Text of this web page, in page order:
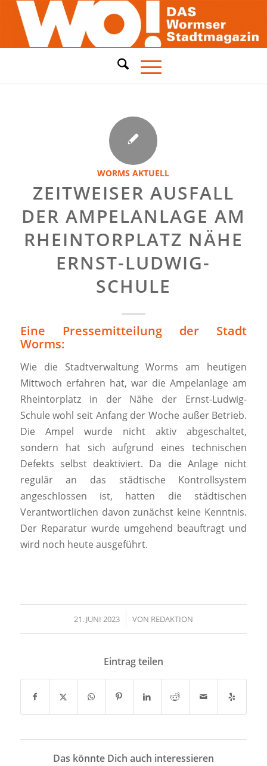
WORMS AKTUELL
ZEITWEISER AUSFALL
DER AMPELANLAGE AM
RHEINTORPLATZ NÄHE
ERNST-LUDWIG-
SCHULE
Eine Pressemitteilung der Stadt
Worms:
Wie die Stadtverwaltung Worms am heutigen
Mittwoch erfahren hat, war die Ampelanlage am
Rheintorplatz in der Nähe der Ernst-Ludwig-
Schule wohl seit Anfang der Woche außer Betrieb.
Die Ampel wurde nicht aktiv abgeschaltet,
sondern hat sich aufgrund eines technischen
Defekts selbst deaktiviert. Da die Anlage nicht
regulär an das städtische Kontrollsystem
angeschlossen ist, hatten die städtischen
Verantwortlichen davon zunächst keine Kenntnis.
Der Reparatur wurde umgehend beauftragt und
wird noch heute ausgeführt.
21. JUNI 2023
/ VON REDAKTION
Eintrag teilen
Das könnte Dich auch interessieren